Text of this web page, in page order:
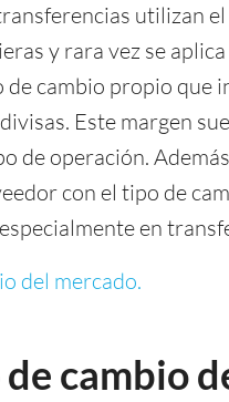
utilizan
y rara vez se
cambio propio que
Este margen
de operación.
con el tipo de
en
del mercado.
cambio